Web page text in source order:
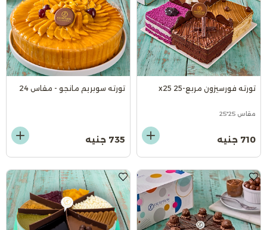
تورته فورسيزون مربع-25 x25
مقاس 25*25
710 جنيه
تورته سوبريم مانجو - مقاس 24
735 جنيه